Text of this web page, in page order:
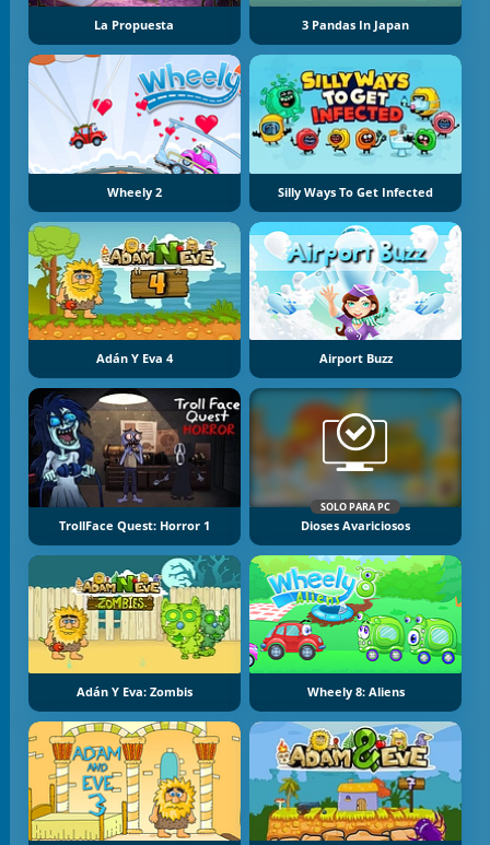
La Propuesta 3 Pandas In Japan
Wheely 2 Silly Ways To Get Infected
Adán Y Eva 4 Airport Buzz
TrollFace Quest: Horror 1
SOLO PARA PC
Dioses Avariciosos
Adán Y Eva: Zombis Wheely 8: Aliens